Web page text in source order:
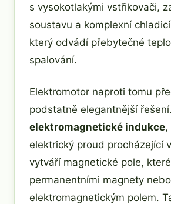
s vysokotlakými vstřikovači,
soustavu a komplexní
který odvádí přebytečné
spalování.
Elektromotor naproti tomu
podstatně elegantnější
elektromagnetické indukce,
elektrický proud procházející
vytváří magnetické pole,
permanentními magnety
elektromagnetickým polem.